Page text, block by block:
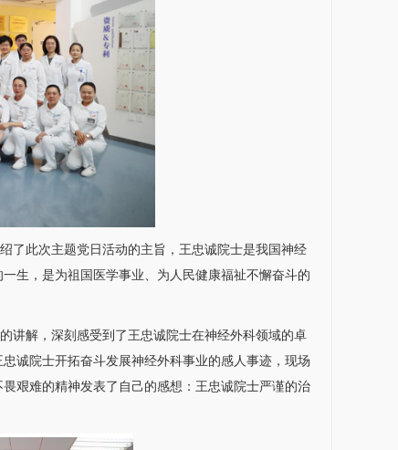
了此次主题党日活动的主旨，王忠诚院士是我国神经
生，是为祖国医学事业、为人民健康福祉不懈奋斗的
讲解，深刻感受到了王忠诚院士在神经外科领域的卓
诚院士开拓奋斗发展神经外科事业的感人事迹，现场
艰难的精神发表了自己的感想：王忠诚院士严谨的治